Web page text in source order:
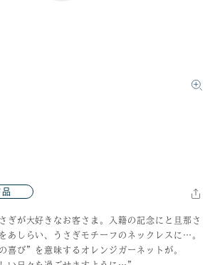
ぎが大好きなお客さま。入籍の記念にと旦那さ
あしらい、うさぎモチーフのネックレスに…。
喜び”を意味するオレンジガーネットが。